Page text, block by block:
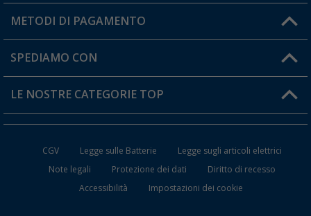
Il mio Account
Carta fedeltà Berger
Informazioni sulla spedizione
Resi
FAQ e Contatti
METODI DI PAGAMENTO
SPEDIAMO CON
LE NOSTRE CATEGORIE TOP
WC da Campeggio
Mobili per il Campeggio
CGV Legge sulle Batterie
Legge sugli articoli elettrici
Note legali
Protezione dei dati
Diritto di recesso
Accessibilità
Impostazioni dei cookie